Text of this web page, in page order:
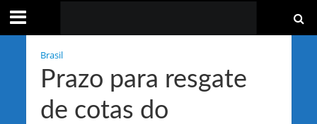
Brasil
Prazo para resgate
de cotas do